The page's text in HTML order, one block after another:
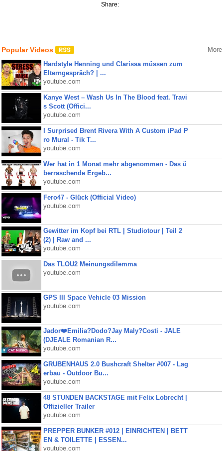
Share:
Popular Videos More
Hardstyle Henning und Clarissa müssen zum
Elterngespräch? | ...
youtube.com
Kanye West – Wash Us In The Blood feat. Travi
s Scott (Offici...
youtube.com
I Surprised Brent Rivera With A Custom iPad P
ro Mural - Tik T...
youtube.com
Wer hat in 1 Monat mehr abgenommen - Das ü
berraschende Ergeb...
youtube.com
Fero47 - Glück (Official Video)
youtube.com
Gewitter im Kopf bei RTL | Studiotour | Teil 2
(2) | Raw and ...
youtube.com
Das TLOU2 Meinungsdilemma
youtube.com
GPS III Space Vehicle 03 Mission
youtube.com
Jador❤️Emilia?Dodo?Jay Maly?Costi - JALE
(DJEALE Romanian R...
youtube.com
GRUBENHAUS 2.0 Bushcraft Shelter #007 - Lag
erbau - Outdoor Bu...
youtube.com
48 STUNDEN BACKSTAGE mit Felix Lobrecht |
Offizieller Trailer
youtube.com
PREPPER BUNKER #012 | EINRICHTEN | BETT
EN & TOILETTE | ESSEN...
youtube.com